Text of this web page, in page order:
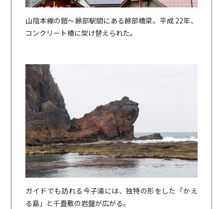
山陰本線の鎧～餘部駅間にある餘部橋梁。平成 22年、
コンクリート橋に架け替えられた。
ガイドでも訪れる今子浦には、独特の形をした「かえ
る島」と千畳敷の岩盤が広がる。